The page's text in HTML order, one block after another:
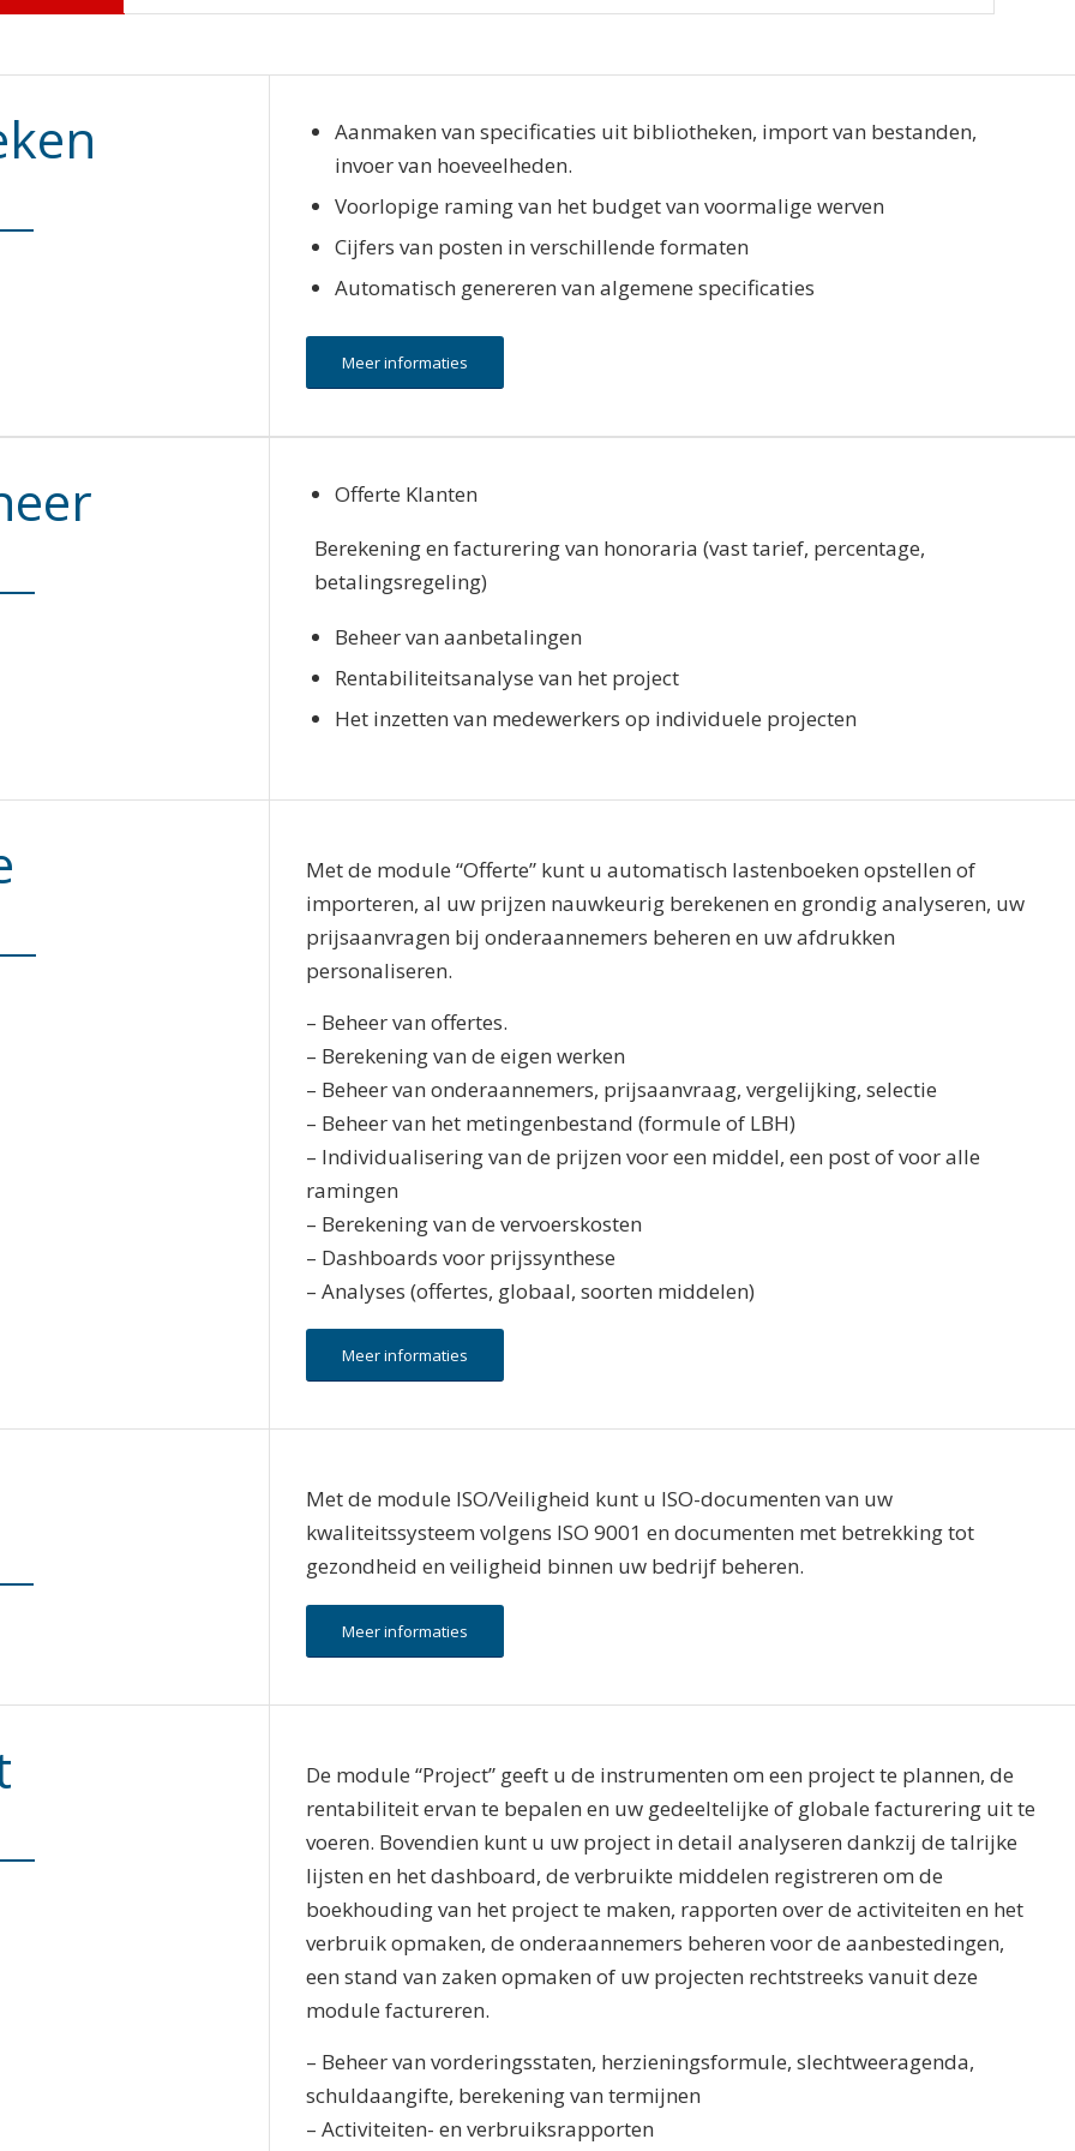
Aanmaken van specificaties uit bibliotheken, import van bestanden,
invoer van hoeveelheden.
Voorlopige raming van het budget van voormalige werven
Cijfers van posten in verschillende formaten
Automatisch genereren van algemene specificaties
Meer informaties
Offerte Klanten
Berekening en facturering van honoraria (vast tarief, percentage,
betalingsregeling)
Beheer van aanbetalingen
Rentabiliteitsanalyse van het project
Het inzetten van medewerkers op individuele projecten
Met de module “Offerte” kunt u automatisch lastenboeken opstellen of
importeren, al uw prijzen nauwkeurig berekenen en grondig analyseren, uw
prijsaanvragen bij onderaannemers beheren en uw afdrukken
personaliseren.
– Beheer van offertes.
– Berekening van de eigen werken
– Beheer van onderaannemers, prijsaanvraag, vergelijking, selectie
– Beheer van het metingenbestand (formule of LBH)
– Individualisering van de prijzen voor een middel, een post of voor alle
ramingen
– Berekening van de vervoerskosten
– Dashboards voor prijssynthese
– Analyses (offertes, globaal, soorten middelen)
Meer informaties
Met de module ISO/Veiligheid kunt u ISO-documenten van uw
kwaliteitssysteem volgens ISO 9001 en documenten met betrekking tot
gezondheid en veiligheid binnen uw bedrijf beheren.
Meer informaties
De module “Project” geeft u de instrumenten om een project te plannen, de
rentabiliteit ervan te bepalen en uw gedeeltelijke of globale facturering uit te
voeren. Bovendien kunt u uw project in detail analyseren dankzij de talrijke
lijsten en het dashboard, de verbruikte middelen registreren om de
boekhouding van het project te maken, rapporten over de activiteiten en het
verbruik opmaken, de onderaannemers beheren voor de aanbestedingen,
een stand van zaken opmaken of uw projecten rechtstreeks vanuit deze
module factureren.
– Beheer van vorderingsstaten, herzieningsformule, slechtweeragenda,
schuldaangifte, berekening van termijnen
– Activiteiten- en verbruiksrapporten